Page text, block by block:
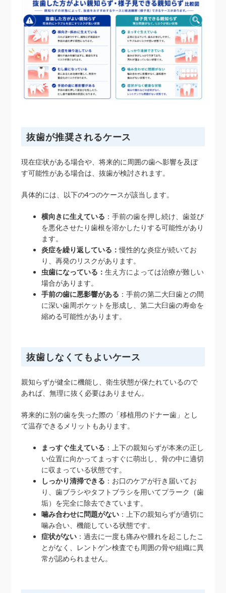
抜歯が推奨されるケース
現在症状がある場合や、将来的に周囲の歯へ影響を及ぼ
す可能性がある場合は、抜歯が検討されます。
具体的には、以下の4つのケースが該当します。
横向きに生えている ：手前の歯を押し続け、歯並び
を悪化させたり歯根を溶かしたりする可能性があり
ます。
炎症を繰り返している：慢性的な炎症が続いてお
り、再発のリスクがあります。
虫歯になっている：生え方によっては治療が難しい
場合があります。
手前の歯に悪影響がある ：手前の第二大臼歯との間
に深い歯周ポケットを形成し、第二大臼歯の寿命を
縮める可能性があります。
抜歯しなくてもよいケース
親知らずが健全に機能し、衛生状態が保たれているので
あれば、無理に抜く必要はありません。
将来的に別の歯を失った際の「移植用のドナー歯」とし
て温存できるメリットもあります。
まっすぐ生えている ：上下の親知らずが本来の正し
い位置に向かってまっすぐに萌出し、骨の中に適切
に収まっている状態です。
しっかり清掃できる ：お口のケアが行き届いてお
り、歯ブラシやタフトブラシを用いてプラーク（歯
垢）を完全に除去できています。
噛み合わせに問題がない ：上下の親知らずが適切に
噛み合い、機能している状態です。
症状がない ：過去に一度も痛みや腫れを起こしたこ
とがなく、レントゲン検査でも周囲の骨や組織に異
常が認められません。